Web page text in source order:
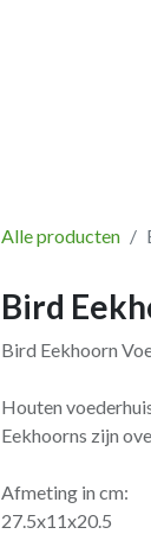
Alle producten
Bird
Bird Eekhoorn
Houten
Eekhoorns zijn
Afmeting in cm:
27.5x11x20.5